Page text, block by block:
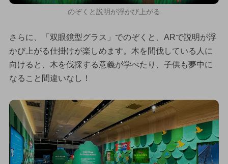
のぞくと説明が浮かび上がる
さらに、「双眼鏡型グラス」でのぞくと、ARで説明が浮
かび上がる仕掛けが楽しめます。木を間伐している人に
向けると、木を伐採する意義が学べたり、子供も夢中に
なること間違いなし！